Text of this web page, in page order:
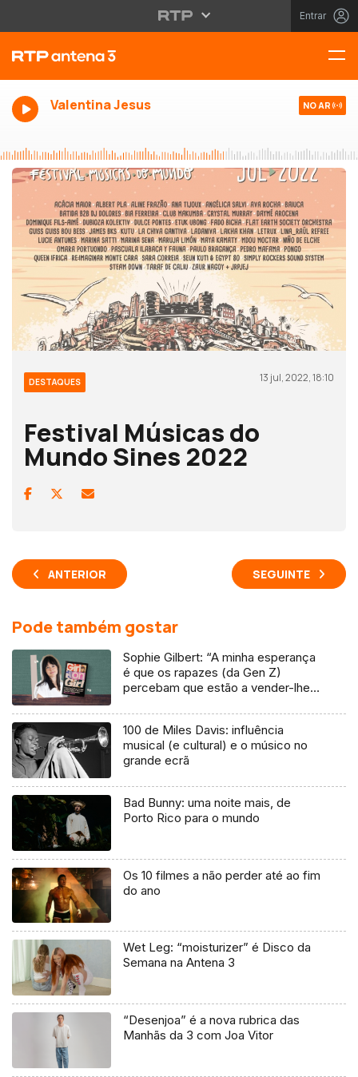
Entrar
Valentina Jesus NO AR
DESTAQUES 13 jul, 2022, 18:10
Festival Músicas do
Mundo Sines 2022
ANTERIOR SEGUINTE
Pode também gostar
Sophie Gilbert: “A minha esperança
é que os rapazes (da Gen Z)
percebam que estão a vender-lhes
100 de Miles Davis: influência
musical (e cultural) e o músico no
grande ecrã
Bad Bunny: uma noite mais, de
Porto Rico para o mundo
Os 10 filmes a não perder até ao fim
do ano
Wet Leg: “moisturizer” é Disco da
Semana na Antena 3
“Desenjoa” é a nova rubrica das
Manhãs da 3 com Joa Vitor